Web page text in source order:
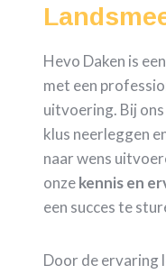
Hevo Daken is
met een
uitvoering. Bij
klus neerleggen
naar wens
onzekennis en
een succes te
Door de ervaring